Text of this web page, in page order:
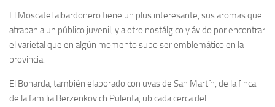
El Moscatel albardonero tiene un plus interesante, sus aromas que
atrapan a un público juvenil, y a otro nostálgico y ávido por encontrar
el varietal que en algún momento supo ser emblemático en la
provincia.
El Bonarda, también elaborado con uvas de San Martín, de la finca
de la familia Berzenkovich Pulenta, ubicada cerca del